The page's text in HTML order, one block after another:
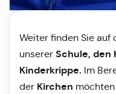
Weiter finden Sie auf
unserer Schule, den
Kinderkrippe. Im
der Kirchen